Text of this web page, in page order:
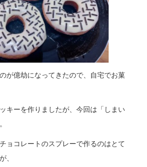
が億劫になってきたので、自宅でお菓
キーを作りましたが、今回は「しまい
ョコレートのスプレーで作るのはとて
、